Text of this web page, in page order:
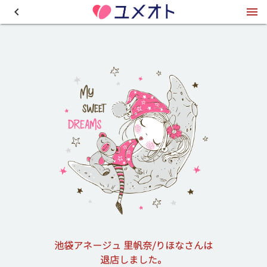
池袋アネージュ 里帆奈/りほなさんは
退店しました。